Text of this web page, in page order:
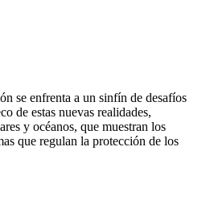
se enfrenta a un sinfín de desafíos
de estas nuevas realidades,
y océanos, que muestran los
que regulan la protección de los